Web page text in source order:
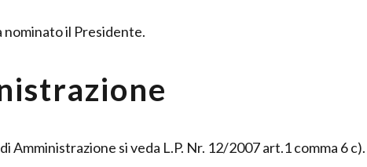
nominato il Presidente.
Amministrazione si veda L.P. Nr. 12/2007 art.1 comma 6 c).